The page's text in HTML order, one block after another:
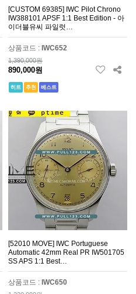
[CUSTOM 69385] IWC Pilot Chrono
IW388101 APSF 1:1 Best Edition - 아
이더블유씨 파일럿…
상품코드 : IWC652
1,390,000원
890,000원
히트 추천 베스트
[52010 MOVE] IWC Portuguese
Automatic 42mm Real PR IW501705
SS APS 1:1 Best…
상품코드 : IWC650